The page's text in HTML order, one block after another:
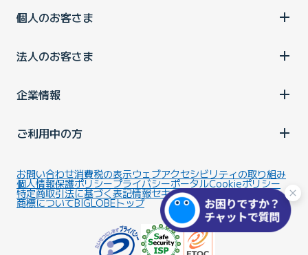
個人のお客さま
法人のお客さま
企業情報
ご利用中の方
お問い合わせ消費税の表示ウェブアクセシビリティの取り組み
個人情報保護ポリシープライバシーポータルCookieポリシー
特定商取引法に基づく表記情報セキュリティ基本方針
商標についてBIGLOBEトップ